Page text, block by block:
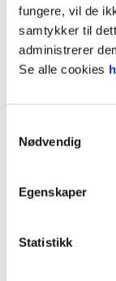
fungere, vil de
samtykker til
administrerer
Se alle cookies
Nødvendig
Egenskaper
Statistikk
9. Mads
8. Iver
18. Amin
29. David
24. Haakon
27. Ulrik